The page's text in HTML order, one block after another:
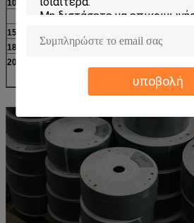
υποβολή
10
2.95
15
18
5.71 145 χιλιοστά
20